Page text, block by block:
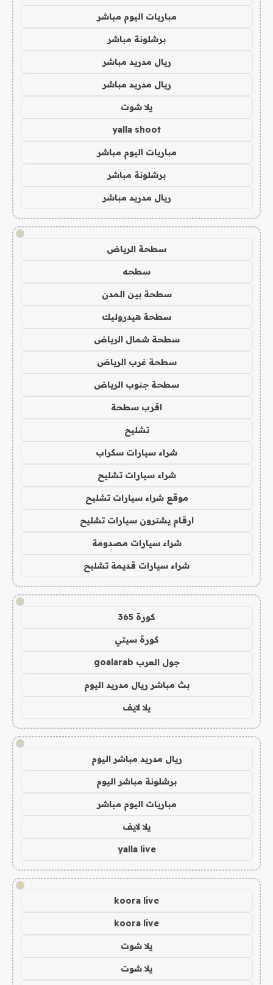
مباريات اليوم مباشر
برشلونة مباشر
ريال مدريد مباشر
ريال مدريد مباشر
يلا شوت
yalla shoot
مباريات اليوم مباشر
برشلونة مباشر
ريال مدريد مباشر
!
سطحة الرياض
سطحه
سطحة بين المدن
سطحة هيدروليك
سطحة شمال الرياض
سطحة غرب الرياض
سطحة جنوب الرياض
اقرب سطحة
تشليح
شراء سيارات سكراب
شراء سيارات تشليح
موقع شراء سيارات تشليح
ارقام يشترون سيارات تشليح
شراء سيارات مصدومة
شراء سيارات قديمة تشليح
!
كورة 365
كورة سيتي
جول العرب goalarab
بث مباشر ريال مدريد اليوم
يلا لايف
!
ريال مدريد مباشر اليوم
برشلونة مباشر اليوم
مباريات اليوم مباشر
يلا لايف
yalla live
!
koora live
koora live
يلا شوت
يلا شوت